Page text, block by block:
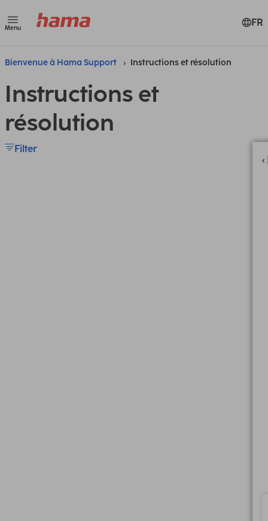
Menu FR
Bienvenue à Hama Support Instructions et résolution
Instructions et
résolution
Filter